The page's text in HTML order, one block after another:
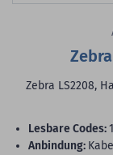
Zebra LS2208,
lesbare Codes:
Anbindung: